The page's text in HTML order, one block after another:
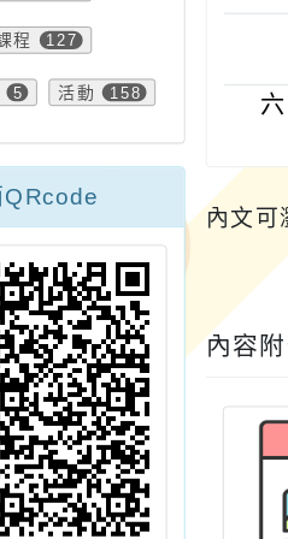
程 127
5 活動 158
QRcode
內文可
內容